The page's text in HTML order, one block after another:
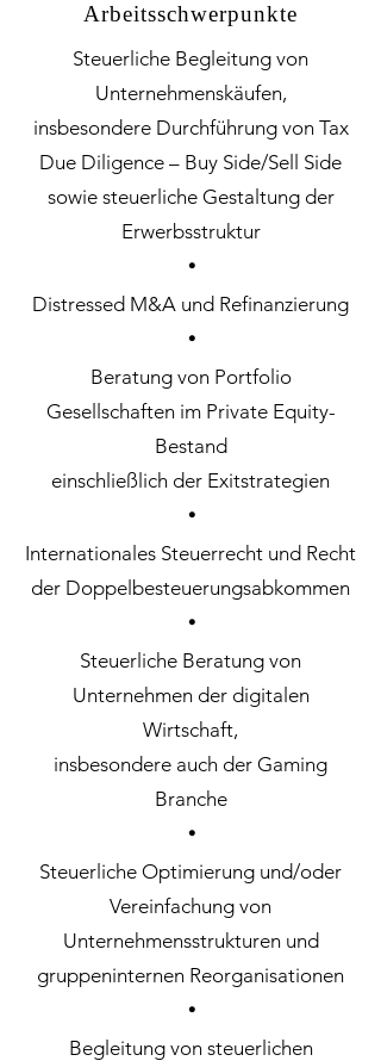
Arbeitsschwerpunkte
Steuerliche Begleitung von
Unternehmenskäufen,
insbesondere Durchführung von Tax
Due Diligence – Buy Side/Sell Side
sowie steuerliche Gestaltung der
Erwerbsstruktur
・
Distressed M&A und Refinanzierung
・
Beratung von Portfolio
Gesellschaften im Private Equity-
Bestand
einschließlich der Exitstrategien
・
Internationales Steuerrecht und Recht
der Doppelbesteuerungsabkommen
・
Steuerliche Beratung von
Unternehmen der digitalen
Wirtschaft,
insbesondere auch der Gaming
Branche
・
Steuerliche Optimierung und/oder
Vereinfachung von
Unternehmensstrukturen und
gruppeninternen Reorganisationen
・
Begleitung von steuerlichen